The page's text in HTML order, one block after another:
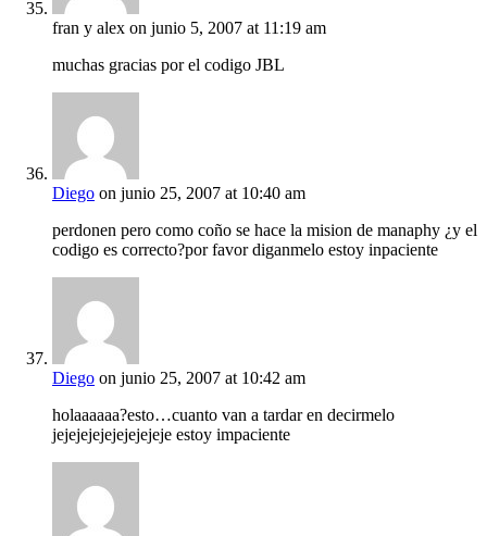
fran y alex on junio 5, 2007 at 11:19 am
muchas gracias por el codigo JBL
Diego on junio 25, 2007 at 10:40 am
perdonen pero como coño se hace la mision de manaphy ¿y el
codigo es correcto?por favor diganmelo estoy inpaciente
Diego on junio 25, 2007 at 10:42 am
holaaaaaa?esto…cuanto van a tardar en decirmelo
jejejejejejejejejeje estoy impaciente